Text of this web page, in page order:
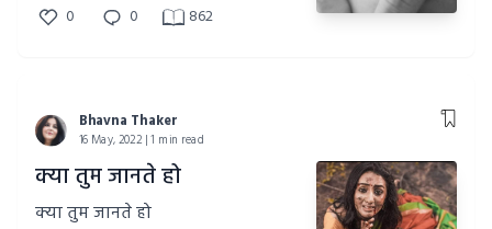
0 0 862
Bhavna Thaker
16 May, 2022 | 1 min read
क्या तुम जानते हो
क्या तुम जानते हो